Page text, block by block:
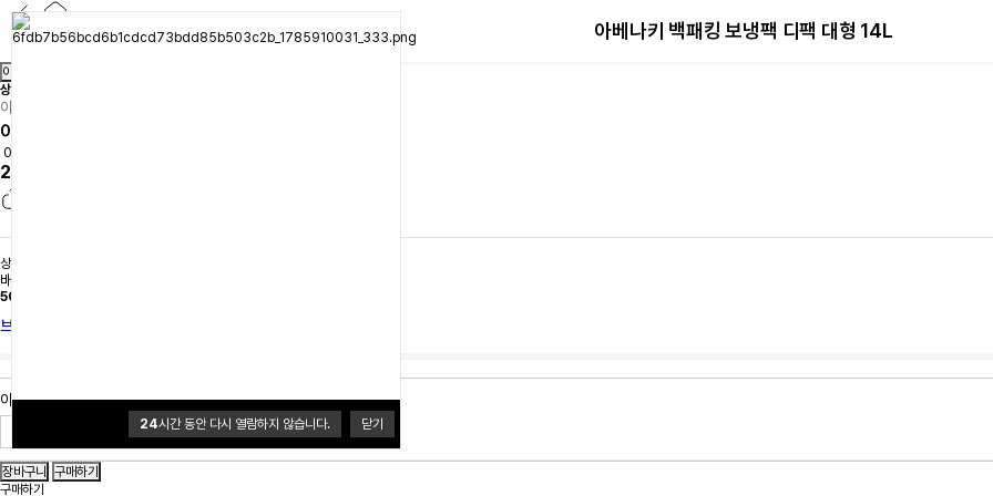
24시간 동안 다시 열람하지 않습니다. 닫기
아베나키 백패킹 보냉팩 디팩 대형 14L
이전
상품간략정보 및 구매기능
아베나키
아베나키 백패킹 보냉팩 디팩 대형 14L
0.0 (0개)
21,000원
상품 선택옵션 0 개, 추가옵션 0 개
배송
50,000원이상 무료배송
브랜드 홈
아베나키 백패킹 보냉팩 디팩 대형 14L
구매하기